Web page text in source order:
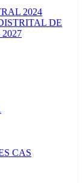
2024
DE
CAS